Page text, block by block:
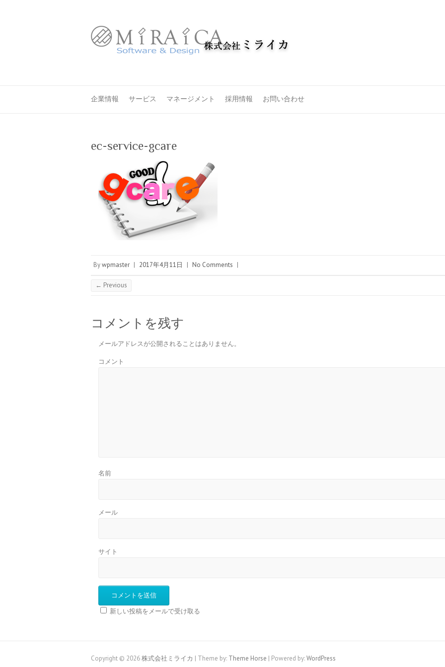
企業情報 サービス マネージメント 採用情報 お問い合わせ
ec-service-gcare
Bywpmaster | 2017年4月11日 | No Comments |
← Previous
コメントを残す
メールアドレスが公開されることはありません。
コメント
名前
メール
サイト
新しい投稿をメールで受け取る
Copyright © 2026株式会社ミライカ | Theme by: Theme Horse | Powered by:WordPress